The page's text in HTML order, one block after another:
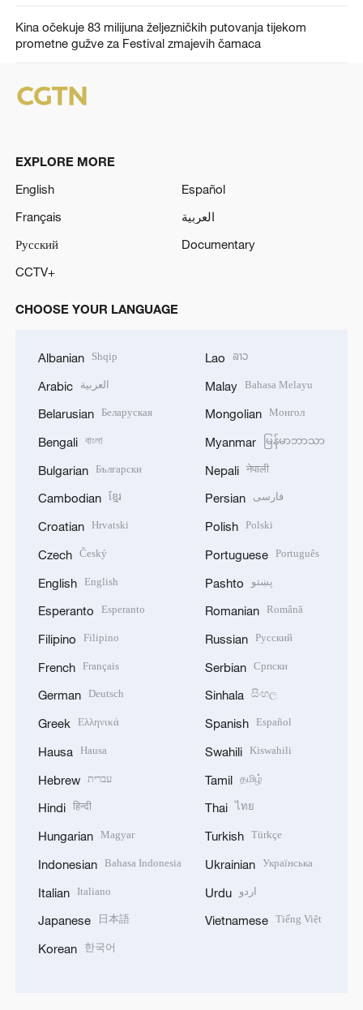
Kina očekuje 83 milijuna željezničkih putovanja tijekom
prometne gužve za Festival zmajevih čamaca
EXPLORE MORE
English
Español
Français
العربية
Русский
Documentary
CCTV+
CHOOSE YOUR LANGUAGE
Albanian Shqip
Arabic العربية
Belarusian Беларуская
Bengali বাংলা
Bulgarian Български
Cambodian ខ្មែរ
Croatian Hrvatski
Czech Český
English English
Esperanto Esperanto
Filipino Filipino
French Français
German Deutsch
Greek Ελληνικά
Hausa Hausa
Hebrew עברית
Hindi हिन्दी
Hungarian Magyar
Indonesian Bahasa Indonesia
Italian Italiano
Japanese 日本語
Korean 한국어
Lao ລາວ
Malay Bahasa Melayu
Mongolian Монгол
Myanmar မြန်မာဘာသာ
Nepali नेपाली
Persian فارسی
Polish Polski
Portuguese Português
Pashto پښتو
Romanian Română
Russian Русский
Serbian Српски
Sinhala සිංහල
Spanish Español
Swahili Kiswahili
Tamil தமிழ்
Thai ไทย
Turkish Türkçe
Ukrainian Українська
Urdu اردو
Vietnamese Tiếng Việt